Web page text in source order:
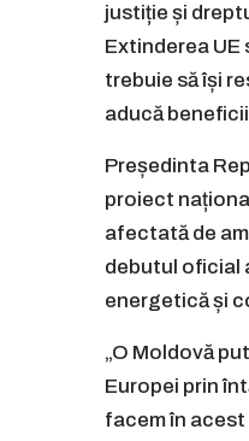
justiție și
Extinderea UE
trebuie să își
aducă
Președinta
proiect
afectată de
debutul oficial
energetică și
„O Moldovă
Europei prin
facem în